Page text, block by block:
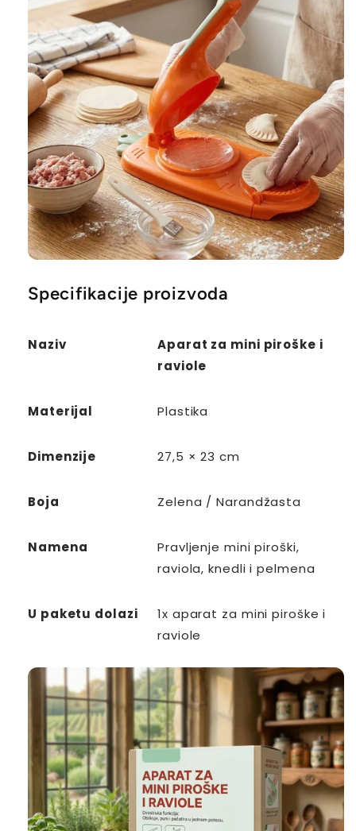
Specifikacije proizvoda
Naziv
Aparat za mini piroške i
raviole
Materijal Plastika
Dimenzije 27,5 × 23 cm
Boja Zelena / Narandžasta
Namena
Pravljenje mini piroški,
raviola, knedli i pelmena
U paketu dolazi
1x aparat za mini piroške i
raviole